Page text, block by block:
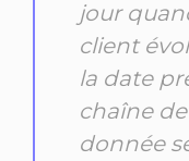
jour
client
la date
chaîne
donnée